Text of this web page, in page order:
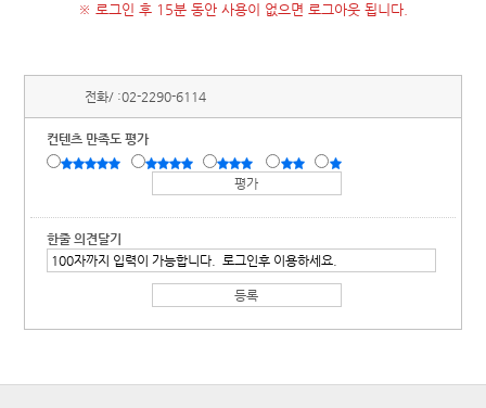
※ 로그인 후 15분 동안 사용이 없으면 로그아웃 됩니다.
전화/ :02-2290-6114
컨텐츠 만족도 평가
한줄 의견달기